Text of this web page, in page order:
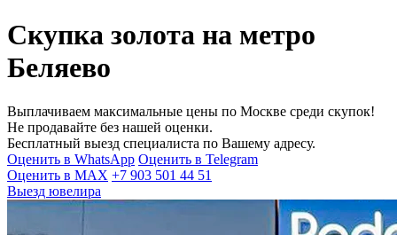
Скупка золота на метро
Беляево
Выплачиваем максимальные цены по Москве среди скупок!
Не продавайте без нашей оценки.
Бесплатный выезд специалиста по Вашему адресу.
Оценить в WhatsApp Оценить в Telegram
Оценить в MAX +7 903 501 44 51
Выезд ювелира